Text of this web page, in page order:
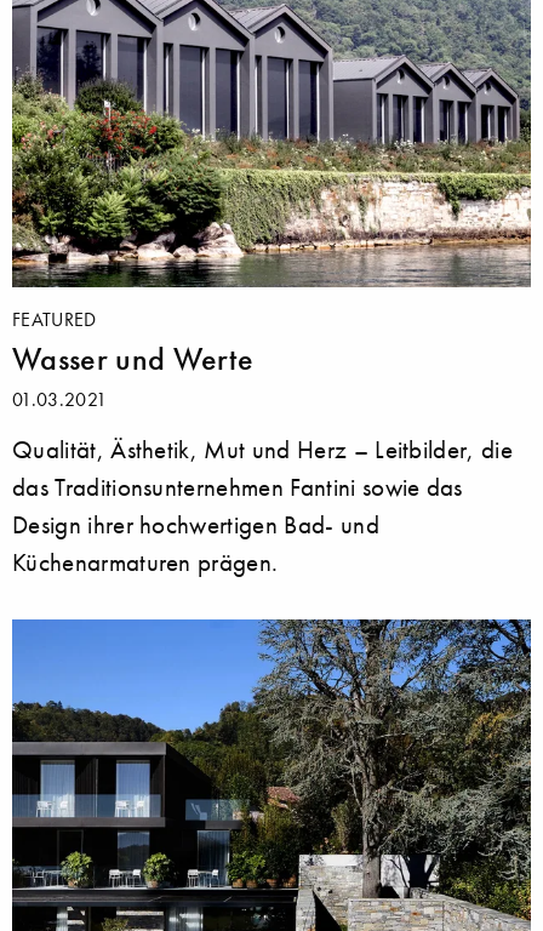
FEATURED
Wasser und Werte
01.03.2021
Qualität, Ästhetik, Mut und Herz – Leitbilder, die
das Traditionsunternehmen Fantini sowie das
Design ihrer hochwertigen Bad- und
Küchenarmaturen prägen.